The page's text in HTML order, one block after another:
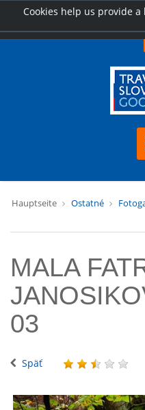
Cookies help us provide
Hauptseite Ostatné
MALA
03
Späť